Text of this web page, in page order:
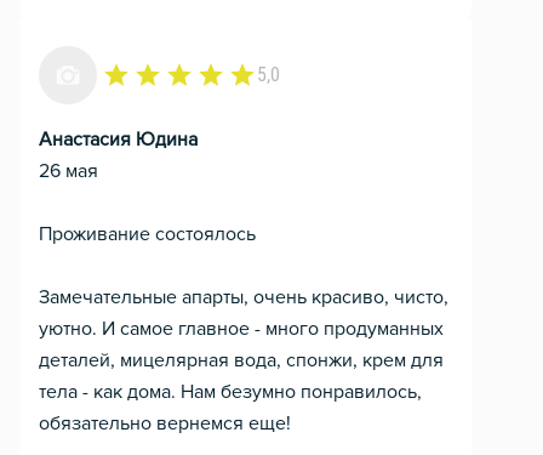
5,0
Анастасия Юдина
26 мая
Проживание состоялось
Замечательные апарты, очень красиво, чисто,
уютно. И самое главное - много продуманных
деталей, мицелярная вода, спонжи, крем для
тела - как дома. Нам безумно понравилось,
обязательно вернемся еще!